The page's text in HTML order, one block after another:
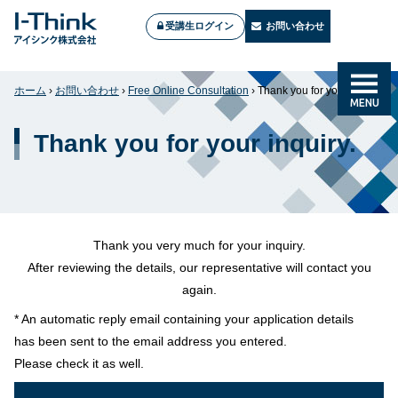
受講生ログイン お問い合わせ
MENU
Thank you for your inquiry.
ホーム › お問い合わせ › Free Online Consultation › Thank you for your inquiry.
Thank you very much for your inquiry.
After reviewing the details, our representative will contact you
again.
* An automatic reply email containing your application details
has been sent to the email address you entered.
Please check it as well.